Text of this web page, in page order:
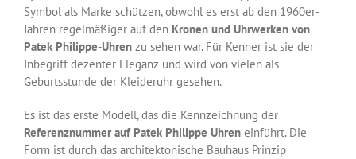
Symbol als Marke schützen, obwohl es erst ab den 1960er-
Jahren regelmäßiger auf den Kronen und Uhrwerken von
Patek Philippe-Uhrenzu sehen war. Für Kenner ist sie der
Inbegriff dezenter Eleganz und wird von vielen als
Geburtsstunde der Kleideruhr gesehen.
Es ist das erste Modell, das die Kennzeichnung der
Referenznummer auf Patek Philippe Uhreneinführt. Die
Form ist durch das architektonische Bauhaus Prinzip